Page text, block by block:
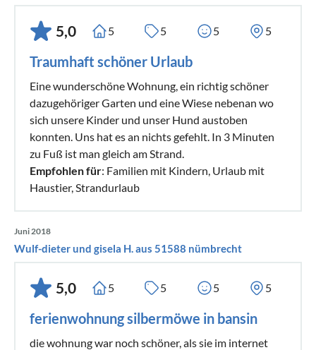
5,0 5 5 5 5
Traumhaft schöner Urlaub
Eine wunderschöne Wohnung, ein richtig schöner
dazugehöriger Garten und eine Wiese nebenan wo
sich unsere Kinder und unser Hund austoben
konnten. Uns hat es an nichts gefehlt. In 3 Minuten
zu Fuß ist man gleich am Strand.
Empfohlen für: Familien mit Kindern, Urlaub mit
Haustier, Strandurlaub
Juni 2018
Wulf-dieter und gisela H. aus 51588 nümbrecht
5,0 5 5 5 5
ferienwohnung silbermöwe in bansin
die wohnung war noch schöner, als sie im internet